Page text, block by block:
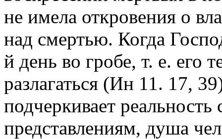
не имела откровения о
над смертью. Когда
й день во гробе, т. е. его
разлагаться (Ин 11. 17,
подчеркивает
представлениям, душа